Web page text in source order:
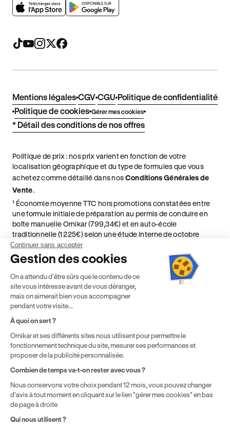
Mentions légales CGV CGU Politique de confidentialité
Politique de cookies Gérer mes cookies
* Détail des conditions de nos offres
Politique de prix : nos prix varient en fonction de votre
localisation géographique et du type de formules que vous
achetez comme détaillé dans nosConditions Générales de
Vente.
¹ Économie moyenne TTC hors promotions constatées entre
une formule initiale de préparation au permis de conduire en
boîte manuelle Ornikar (799,34€) et en auto-école
traditionnelle (1 225€) selon une étude interne de octobre
2024. Étude menée sur le marché des auto-écoles situées en
France métropolitaine & en outre-mer.
² Le prix de référence auquel est appliqué cette réduction
dépend de la zone géographique dans laquelle vous souhaitez
effectuer vos heures de conduite conformément à l'Article 6
de nos Conditions Générales de Vente
⁵ Montant du financement CPF variable selon les droits acquis
par chaque bénéficiaire. Exemple donné pour un titulaire
solde disponible sur le Compte Personnel de Formation et du
prix de la formation choisie.
Continuer sans accepter
Gestion des cookies
On a attendu d'être sûrs que le contenu de ce
site vous intéresse avant de vous déranger,
mais on aimerait bien vous accompagner
pendant votre visite...
À quoi on sert ?
Ornikar et ses différents sites nous utilisent pour permettre le
fonctionnement technique du site, mesurer ses performances et
proposer de la publicité personnalisée.
Combien de temps va-t-on rester avec vous ?
Nous conservons votre choix pendant 12 mois, vous pouvez changer
d'avis à tout moment en cliquant sur le lien "gérer mes cookies" en bas
de page à droite
Qui nous utilisent ?